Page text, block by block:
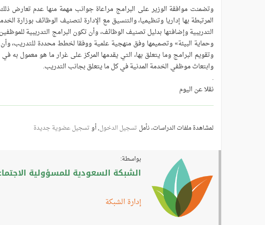
وتضمنت موافقة الوزير على البرامج مراعاة جوانب مهمة منها عدم تعارض ذلك
المرتبطة بها إداريا وتنظيميا، والتنسيق مع الإدارة لتصنيف الوظائف بوزارة
التدريبية وإضافتها بدليل تصنيف الوظائف، وأن تكون البرامج التدريبية
وحماية البيئة» وتصميمها وفق منهجية علمية ووفقا لخطط محددة للتدريب،
وتقويم البرامج وما يتعلق بها، التي يقدمها المركز على غرار ما هو معمول به
وابتعاث موظفي الخدمة المدنية في كل ما يتعلق بجانب التدريب.
.
نقلا عن اليوم
لمشاهدة ملفات الدراسات، نأمل تسجيل الدخول, أوتسجيل عضوية جديدة
بواسطة:
الشبكة السعودية للمسؤولية
إدارة الشبكة